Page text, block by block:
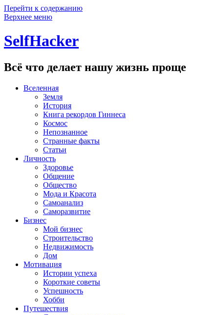
Перейти к содержанию
Верхнее меню
SelfHacker
Всё что делает нашу жизнь проще
Вселенная
Земля
История
Книга рекордов Гиннеса
Космос
Непознанное
Странные факты
Статьи
Личность
Здоровье
Общение
Общество
Мода и Красота
Самоанализ
Саморазвитие
Бизнес
Мой бизнес
Строительство
Недвижимость
Дом
Мотивация
Истории успеха
Короткие советы
Успешность
Хобби
Путешествия